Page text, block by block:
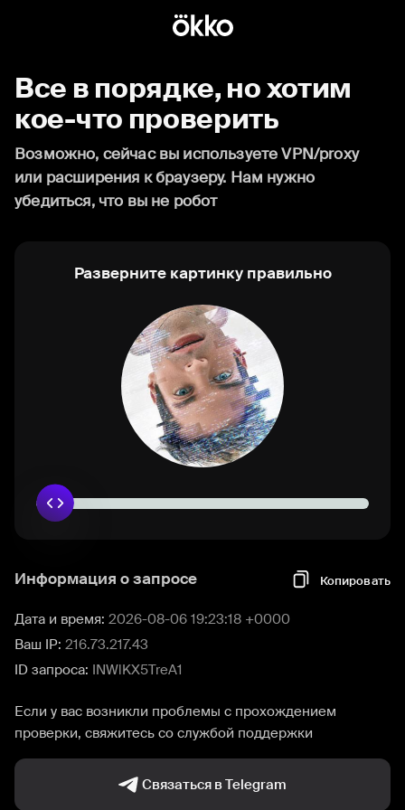
Все в порядке, но хотим
кое-что проверить
Возможно, сейчас вы используете VPN/proxy
или расширения к браузеру. Нам нужно
убедиться, что вы не робот
Разверните картинку правильно
Информация о запросе Копировать
Дата и время: 2026-08-06 19:23:18 +0000
Ваш IP: 216.73.217.43
ID запроса: INWlKX5TreA1
Если у вас возникли проблемы с прохождением
проверки, свяжитесь со службой поддержки
Связаться в Telegram